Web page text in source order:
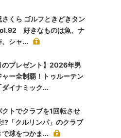
さくら ゴルフときどきタン
好きなものは魚、ナ
、シャ...
のプレゼント】2026年男
ャー全制覇！トゥルーテン
ダイナミック...
クトでクラブを1回転させ
!?「クルリンパ」のクラブ
で球をつかま...